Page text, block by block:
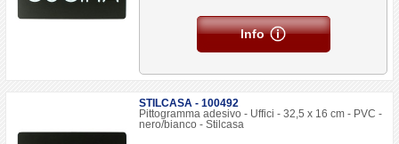
Info
STILCASA - 100492
Pittogramma adesivo - Uffici - 32,5 x 16 cm - PVC -
nero/bianco - Stilcasa